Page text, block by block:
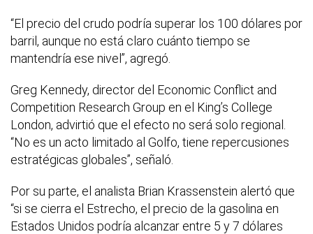
“El precio del crudo podría superar los 100 dólares por
barril, aunque no está claro cuánto tiempo se
mantendría ese nivel”, agregó.
Greg Kennedy, director del Economic Conflict and
Competition Research Group en el King’s College
London, advirtió que el efecto no será solo regional.
“No es un acto limitado al Golfo, tiene repercusiones
estratégicas globales”, señaló.
Por su parte, el analista Brian Krassenstein alertó que
“si se cierra el Estrecho, el precio de la gasolina en
Estados Unidos podría alcanzar entre 5 y 7 dólares